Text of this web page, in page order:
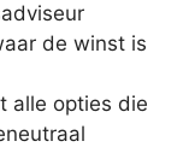
de winst is
alle opties die